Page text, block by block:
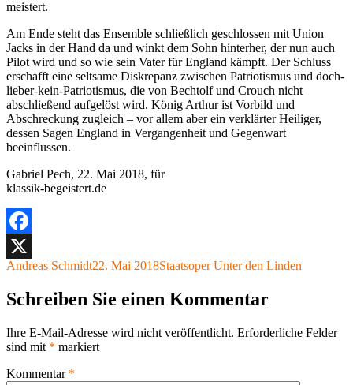
meistert.
Am Ende steht das Ensemble schließlich geschlossen mit Union
Jacks in der Hand da und winkt dem Sohn hinterher, der nun auch
Pilot wird und so wie sein Vater für England kämpft. Der Schluss
erschafft eine seltsame Diskrepanz zwischen Patriotismus und doch-
lieber-kein-Patriotismus, die von Bechtolf und Crouch nicht
abschließend aufgelöst wird. König Arthur ist Vorbild und
Abschreckung zugleich – vor allem aber ein verklärter Heiliger,
dessen Sagen England in Vergangenheit und Gegenwart
beeinflussen.
Gabriel Pech, 22. Mai 2018, für
klassik-begeistert.de
Facebook
X
Autor
Andreas SchmidtVeröffentlicht
22. Mai 2018Kategorien
Staatsoper Unter den Linden
Schreiben Sie einen Kommentar
Ihre E-Mail-Adresse wird nicht veröffentlicht. Erforderliche Felder
sind mit * markiert
Kommentar *